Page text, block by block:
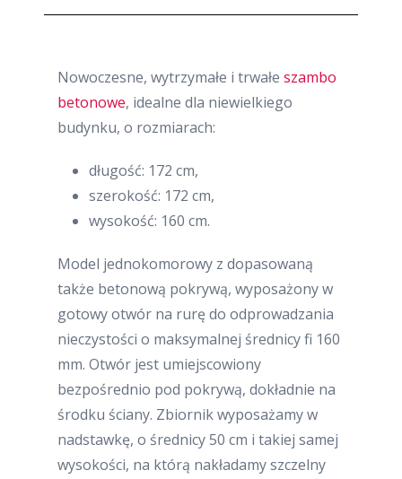
Nowoczesne, wytrzymałe i trwałe szambo
betonowe, idealne dla niewielkiego
budynku, o rozmiarach:
długość: 172 cm,
szerokość: 172 cm,
wysokość: 160 cm.
Model jednokomorowy z dopasowaną
także betonową pokrywą, wyposażony w
gotowy otwór na rurę do odprowadzania
nieczystości o maksymalnej średnicy fi 160
mm. Otwór jest umiejscowiony
bezpośrednio pod pokrywą, dokładnie na
środku ściany. Zbiornik wyposażamy w
nadstawkę, o średnicy 50 cm i takiej samej
wysokości, na którą nakładamy szczelny